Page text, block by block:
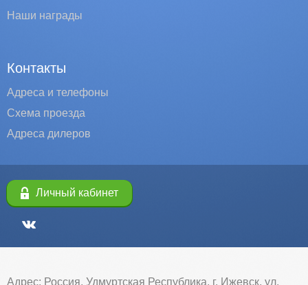
Наши награды
Контакты
Адреса и телефоны
Схема проезда
Адреса дилеров
Личный кабинет
Адрес: Россия, Удмуртская Республика, г. Ижевск, ул.